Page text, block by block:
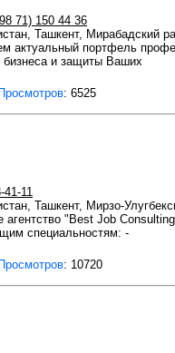
71) 150 44 36
Ташкент, Мирабадский
актуальный портфель
бизнеса и защиты Ваших
Просмотров: 6525
41-11
Ташкент, Мирзо-
агентство "Best Job
специальностям: -
Просмотров: 10720